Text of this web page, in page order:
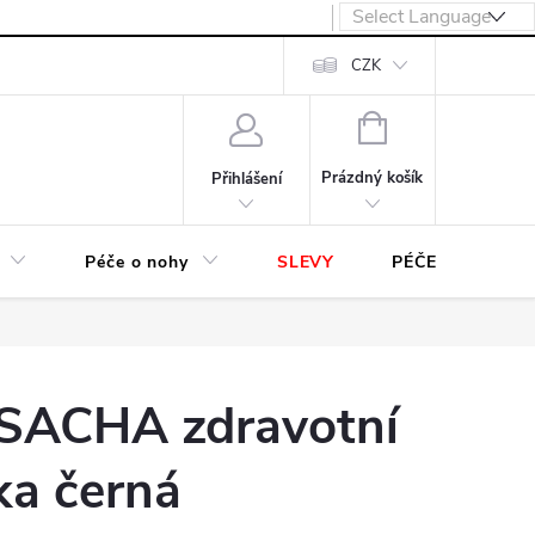
CZK
Přihlášení
NÁKUPNÍ
Prázdný košík
Péče o nohy SLEVY PÉČE O OBUV
zdravotní
černá